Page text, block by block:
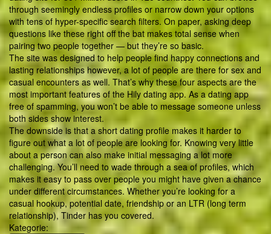
through seemingly endless profiles or narrow down your options
with tens of hyper-specific search filters. On paper, asking deep
questions like these right off the bat makes total sense when
pairing two people together — but they’re so basic.
The site was designed to help people find happy connections and
lasting relationships however, a lot of people are there for sex and
casual encounters as well. That’s why these four aspects are the
most important features of the Hily dating app. As a dating app
free of spamming, you won’t be able to message someone unless
both sides show interest.
The downside is that a short dating profile makes it harder to
figure out what a lot of people are looking for. Knowing very little
about a person can also make initial messaging a lot more
challenging. You’ll need to wade through a sea of profiles, which
makes it easy to pass over people you might have given a chance
under different circumstances. Whether you’re looking for a
casual hookup, potential date, friendship or an LTR (long term
relationship), Tinder has you covered.
Kategorie: